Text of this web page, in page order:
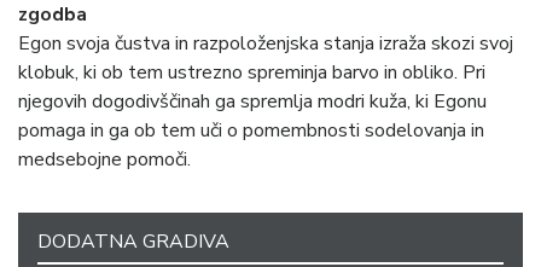
zgodba
Egon svoja čustva in razpoloženjska stanja izraža skozi svoj
klobuk, ki ob tem ustrezno spreminja barvo in obliko. Pri
njegovih dogodivščinah ga spremlja modri kuža, ki Egonu
pomaga in ga ob tem uči o pomembnosti sodelovanja in
medsebojne pomoči.
DODATNA GRADIVA